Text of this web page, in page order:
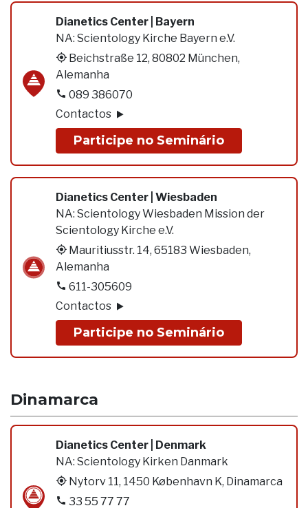
Dianetics Center | Bayern
NA: Scientology Kirche Bayern e.V.
Beichstraße 12, 80802 München,
Alemanha
089 386070
Contactos
Participe no Seminário
Dianetics Center | Wiesbaden
NA: Scientology Wiesbaden Mission der
Scientology Kirche e.V.
Mauritiusstr. 14, 65183 Wiesbaden,
Alemanha
611-305609
Contactos
Participe no Seminário
Dinamarca
Dianetics Center | Denmark
NA: Scientology Kirken Danmark
Nytorv 11, 1450 København K, Dinamarca
33 55 77 77